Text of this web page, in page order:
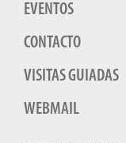
EVENTOS
CONTACTO
VISITAS GUIADAS
WEBMAIL